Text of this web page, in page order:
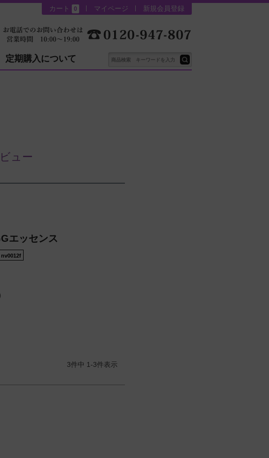
カート 0 マイページ 新規会員登録
定期購入について
ュー
エッセンス
nv0012f
3件中 1 -3件表示